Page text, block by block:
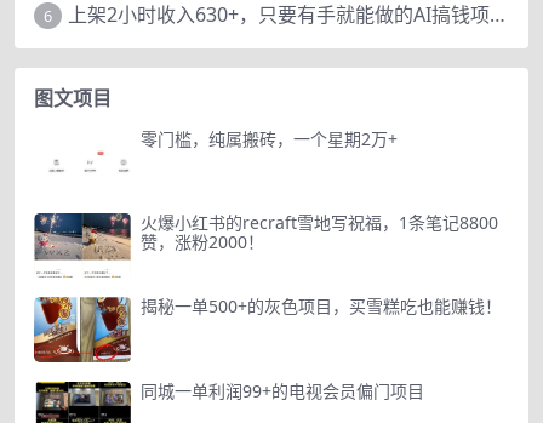
6 上架2小时收入630+，只要有手就能做的AI搞钱项目，奶奶看完都能学会!
图文项目
零门槛，纯属搬砖，一个星期2万+
火爆小红书的recraft雪地写祝福，1条笔记8800
赞，涨粉2000！
揭秘一单500+的灰色项目，买雪糕吃也能赚钱！
同城一单利润99+的电视会员偏门项目